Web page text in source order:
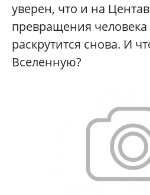
уверен, что и на
превращения человека
раскрутится снова. И
Вселенную?